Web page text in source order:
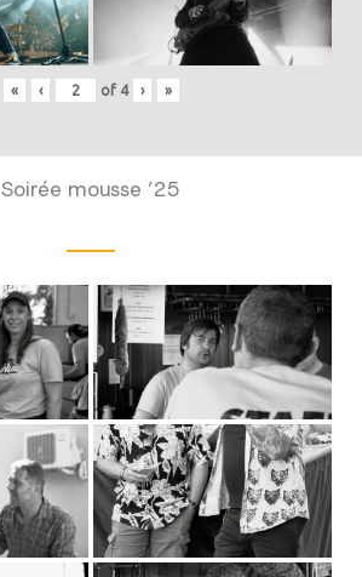
« ‹ of 4 › »
Soirée mousse ’25